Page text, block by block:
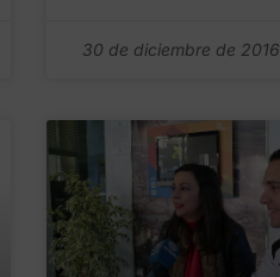
30 de diciembre de 2016